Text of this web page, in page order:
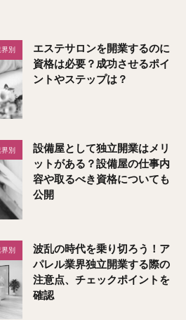
界別
エステサロンを開業するのに
資格は必要？成功させるポイ
ントやステップは？
界別
設備屋として独立開業はメリ
ットがある？設備屋の仕事内
容や取るべき資格についても
公開
界別
波乱の時代を乗り切ろう！ア
パレル業界独立開業する際の
注意点、チェックポイントを
確認